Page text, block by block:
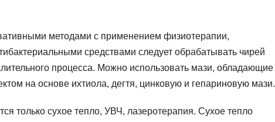
методами с применением физиотерапии,
средствами следует обрабатывать чирей
процесса. Можно использовать мази, обладающие
на основе ихтиола, дегтя, цинковую и гепариновую мази.
только сухое тепло, УВЧ, лазеротерапия. Сухое тепло